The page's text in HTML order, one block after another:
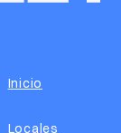
Inicio
Locales